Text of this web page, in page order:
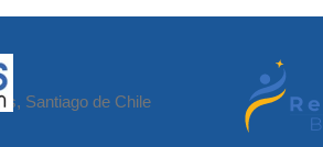
Santiago de Chile